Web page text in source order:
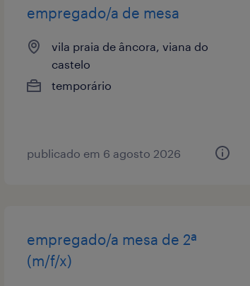
empregado/a de mesa
vila praia de âncora, viana do
castelo
temporário
publicado em 6 agosto 2026
empregado/a mesa de 2ª
(m/f/x)